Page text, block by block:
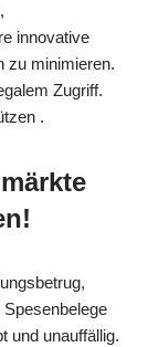
innovative
zu minimieren.
Zugriff.
.
und unauffällig.